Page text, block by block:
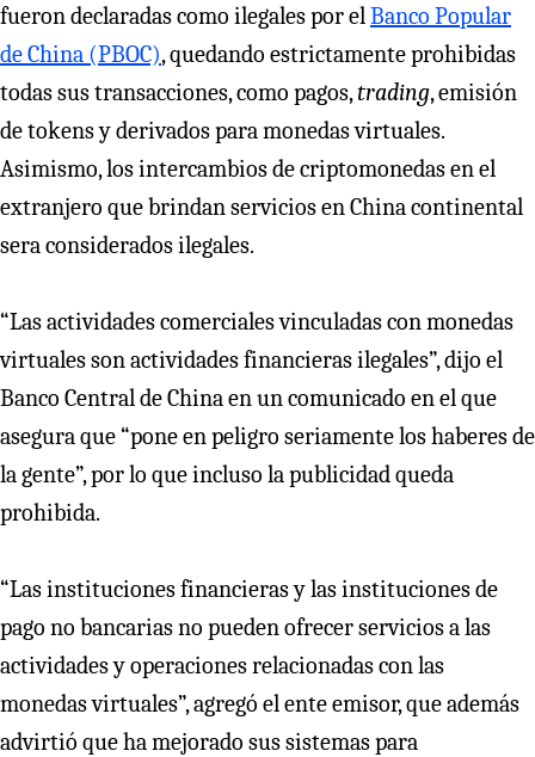
fueron declaradas como ilegales por elBanco Popular
de China (PBOC), quedando estrictamente prohibidas
todas sus transacciones, como pagos,trading, emisión
de tokens y derivados para monedas virtuales.
Asimismo, los intercambios de criptomonedas en el
extranjero que brindan servicios en China continental
sera considerados ilegales.
“Las actividades comerciales vinculadas con monedas
virtuales son actividades financieras ilegales”, dijo el
Banco Central de China en un comunicado en el que
asegura que “pone en peligro seriamente los haberes de
la gente”, por lo que incluso la publicidad queda
prohibida.
“Las instituciones financieras y las instituciones de
pago no bancarias no pueden ofrecer servicios a las
actividades y operaciones relacionadas con las
monedas virtuales”, agregó el ente emisor, que además
advirtió que ha mejorado sus sistemas para